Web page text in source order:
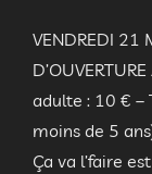
VENDREDI 21
adulte : 10 € –
moins de 5
Ça va l’faire